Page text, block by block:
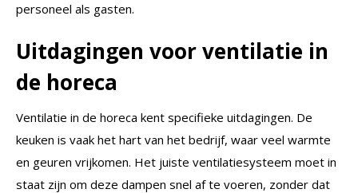
personeel als gasten.
Uitdagingen voor ventilatie in
de horeca
Ventilatie in de horeca kent specifieke uitdagingen. De
keuken is vaak het hart van het bedrijf, waar veel warmte
en geuren vrijkomen. Het juiste ventilatiesysteem moet in
staat zijn om deze dampen snel af te voeren, zonder dat